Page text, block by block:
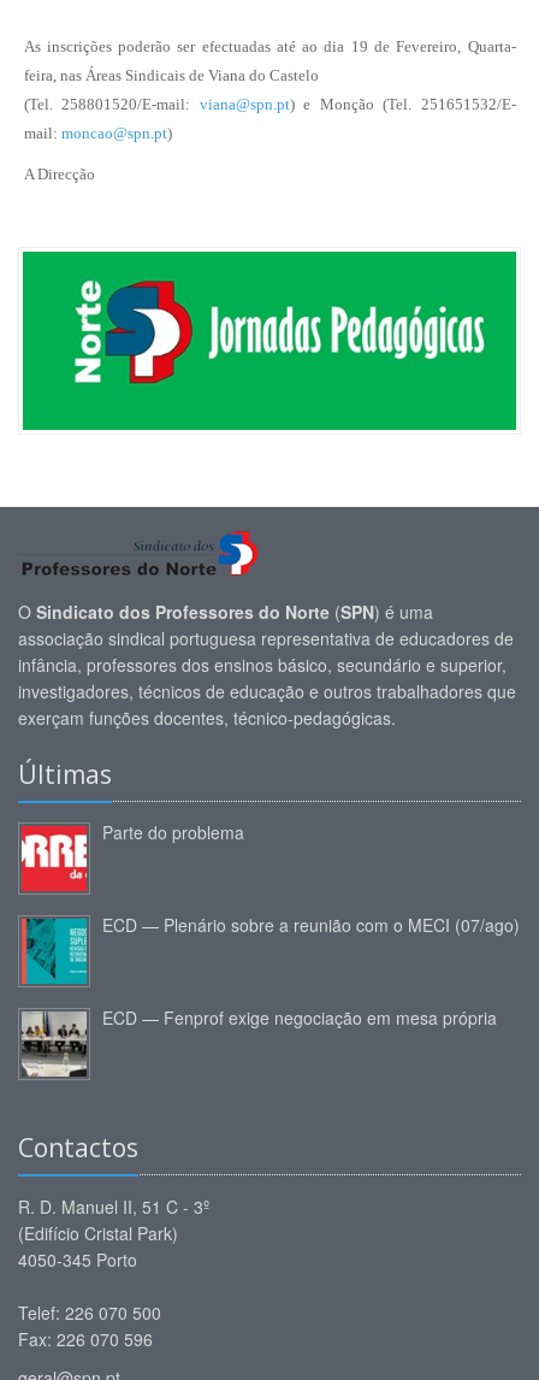
As inscrições poderão ser efectuadas até ao dia 19 de Fevereiro, Quarta-
feira, nas Áreas Sindicais de Viana do Castelo
(Tel. 258801520/E-mail: viana@spn.pt) e Monção (Tel. 251651532/E-
mail: moncao@spn.pt)
A Direcção
O Sindicato dos Professores do Norte (SPN) é uma
associação sindical portuguesa representativa de educadores de
infância, professores dos ensinos básico, secundário e superior,
investigadores, técnicos de educação e outros trabalhadores que
exerçam funções docentes, técnico-pedagógicas.
Últimas
Parte do problema
ECD — Plenário sobre a reunião com o MECI (07/ago)
ECD — Fenprof exige negociação em mesa própria
Contactos
R. D. Manuel II, 51 C - 3º
(Edifício Cristal Park)
4050-345 Porto
Telef: 226 070 500
Fax: 226 070 596